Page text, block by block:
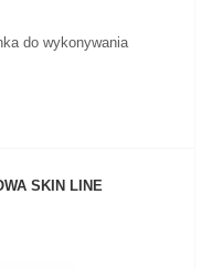
do wykonywania
SKIN LINE